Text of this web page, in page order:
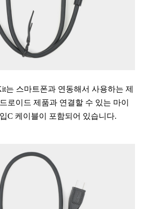
는 스마트폰과 연동해서 사용하는 제
로이드 제품과 연결할 수 있는 마이
C 케이블이 포함되어 있습니다.